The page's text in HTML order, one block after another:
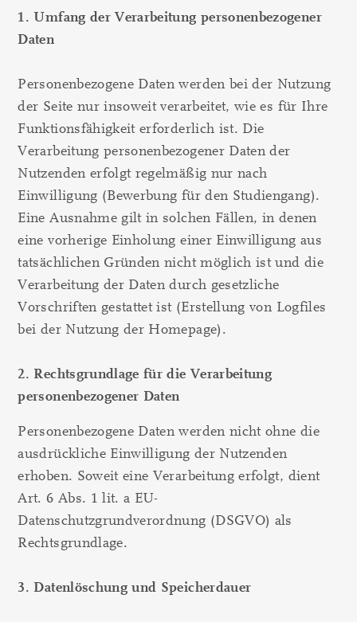
1. Umfang der Verarbeitung personenbezogener
Daten
Personenbezogene Daten werden bei der Nutzung
der Seite nur insoweit verarbeitet, wie es für Ihre
Funktionsfähigkeit erforderlich ist. Die
Verarbeitung personenbezogener Daten der
Nutzenden erfolgt regelmäßig nur nach
Einwilligung (Bewerbung für den Studiengang).
Eine Ausnahme gilt in solchen Fällen, in denen
eine vorherige Einholung einer Einwilligung aus
tatsächlichen Gründen nicht möglich ist und die
Verarbeitung der Daten durch gesetzliche
Vorschriften gestattet ist (Erstellung von Logfiles
bei der Nutzung der Homepage).
2. Rechtsgrundlage für die Verarbeitung
personenbezogener Daten
Personenbezogene Daten werden nicht ohne die
ausdrückliche Einwilligung der Nutzenden
erhoben. Soweit eine Verarbeitung erfolgt, dient
Art. 6 Abs. 1 lit. a EU-
Datenschutzgrundverordnung (DSGVO) als
Rechtsgrundlage.
3. Datenlöschung und Speicherdauer